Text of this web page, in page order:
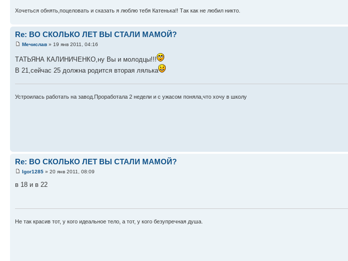
Хочеться обнять,поцеловать и сказать я люблю тебя Катенька!! Так как не любил никто.
Re: ВО СКОЛЬКО ЛЕТ ВЫ СТАЛИ МАМОЙ?
Мечислав » 19 янв 2011, 04:16
ТАТЬЯНА КАЛИНИЧЕНКО,ну Вы и молодцы!!!
В 21,сейчас 25 должна родится вторая лялька
Устроилась работать на завод.Проработала 2 недели и с ужасом поняла,что хочу в школу
Re: ВО СКОЛЬКО ЛЕТ ВЫ СТАЛИ МАМОЙ?
Igor1285 » 20 янв 2011, 08:09
в 18 и в 22
Не так красив тот, у кого идеальное тело, а тот, у кого безупречная душа.